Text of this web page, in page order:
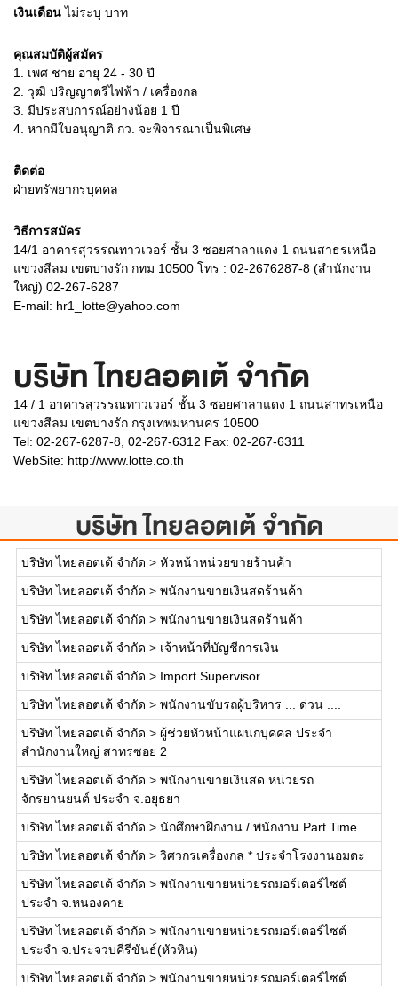
เงินเดือนไม่ระบุ บาท
คุณสมบัติผู้สมัคร
1.
เพศ ชาย อายุ 24 - 30 ปี
2. วุฒิ ปริญญาตรีไฟฟ้า / เครื่องกล
3. มีประสบการณ์อย่างน้อย 1 ปี
4. หากมีใบอนุญาติ กว. จะพิจารณาเป็นพิเศษ
ติดต่อ
ฝ่ายทรัพยากรบุคคล
วิธีการสมัคร
14/1 อาคารสุวรรณทาวเวอร์ ชั้น 3 ซอยศาลาแดง 1 ถนนสาธรเหนือ
แขวงสีลม เขตบางรัก กทม 10500 โทร : 02-2676287-8 (สำนักงาน
ใหญ่) 02-267-6287
E-mail: hr1_lotte@yahoo.com
บริษัท ไทยลอตเต้ จำกัด
14 / 1 อาคารสุวรรณทาวเวอร์ ชั้น 3 ซอยศาลาแดง 1 ถนนสาทรเหนือ
แขวงสีลม เขตบางรัก กรุงเทพมหานคร 10500
Tel: 02-267-6287-8, 02-267-6312 Fax: 02-267-6311
WebSite: http://www.lotte.co.th
บริษัท ไทยลอตเต้ จำกัด
บริษัท ไทยลอตเต้ จำกัด > หัวหน้าหน่วยขายร้านค้า
บริษัท ไทยลอตเต้ จำกัด > พนักงานขายเงินสดร้านค้า
บริษัท ไทยลอตเต้ จำกัด > พนักงานขายเงินสดร้านค้า
บริษัท ไทยลอตเต้ จำกัด > เจ้าหน้าที่บัญชีการเงิน
บริษัท ไทยลอตเต้ จำกัด > Import Supervisor
บริษัท ไทยลอตเต้ จำกัด > พนักงานขับรถผู้บริหาร ... ด่วน ....
บริษัท ไทยลอตเต้ จำกัด > ผู้ช่วยหัวหน้าแผนกบุคคล ประจำ
สำนักงานใหญ่ สาทรซอย 2
บริษัท ไทยลอตเต้ จำกัด > พนักงานขายเงินสด หน่วยรถ
จักรยานยนต์ ประจำ จ.อยุธยา
บริษัท ไทยลอตเต้ จำกัด > นักศึกษาฝึกงาน / พนักงาน Part Time
บริษัท ไทยลอตเต้ จำกัด > วิศวกรเครื่องกล * ประจำโรงงานอมตะ
บริษัท ไทยลอตเต้ จำกัด > พนักงานขายหน่วยรถมอร์เตอร์ไซต์
ประจำ จ.หนองคาย
บริษัท ไทยลอตเต้ จำกัด > พนักงานขายหน่วยรถมอร์เตอร์ไซต์
ประจำ จ.ประจวบคีรีขันธ์(หัวหิน)
บริษัท ไทยลอตเต้ จำกัด > พนักงานขายหน่วยรถมอร์เตอร์ไซต์